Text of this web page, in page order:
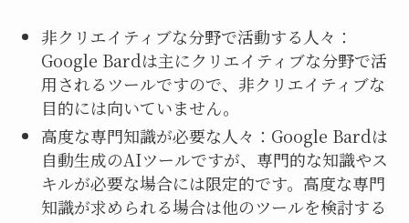
非クリエイティブな分野で活動する人々：
Google Bardは主にクリエイティブな分野で活
用されるツールですので、非クリエイティブな
目的には向いていません。
高度な専門知識が必要な人々：Google Bardは
自動生成のAIツールですが、専門的な知識やス
キルが必要な場合には限定的です。高度な専門
知識が求められる場合は他のツールを検討する